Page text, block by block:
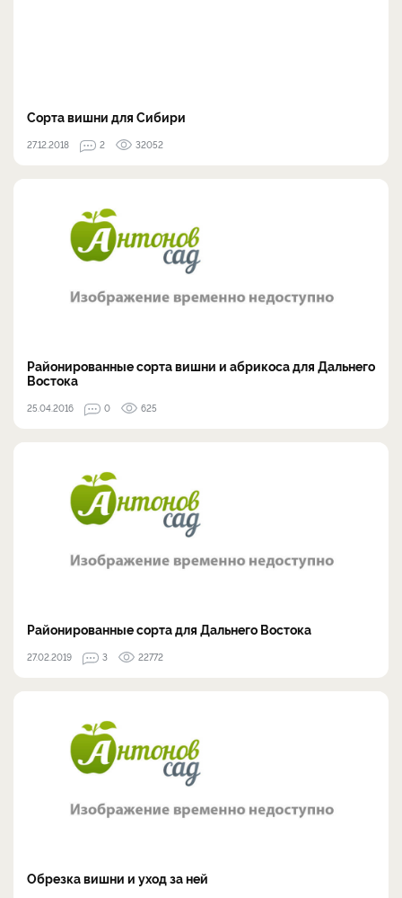
Сорта вишни для Сибири
27.12.2018 2 32052
Районированные сорта вишни и абрикоса для Дальнего
Востока
25.04.2016 0 625
Районированные сорта для Дальнего Востока
27.02.2019 3 22772
Обрезка вишни и уход за ней